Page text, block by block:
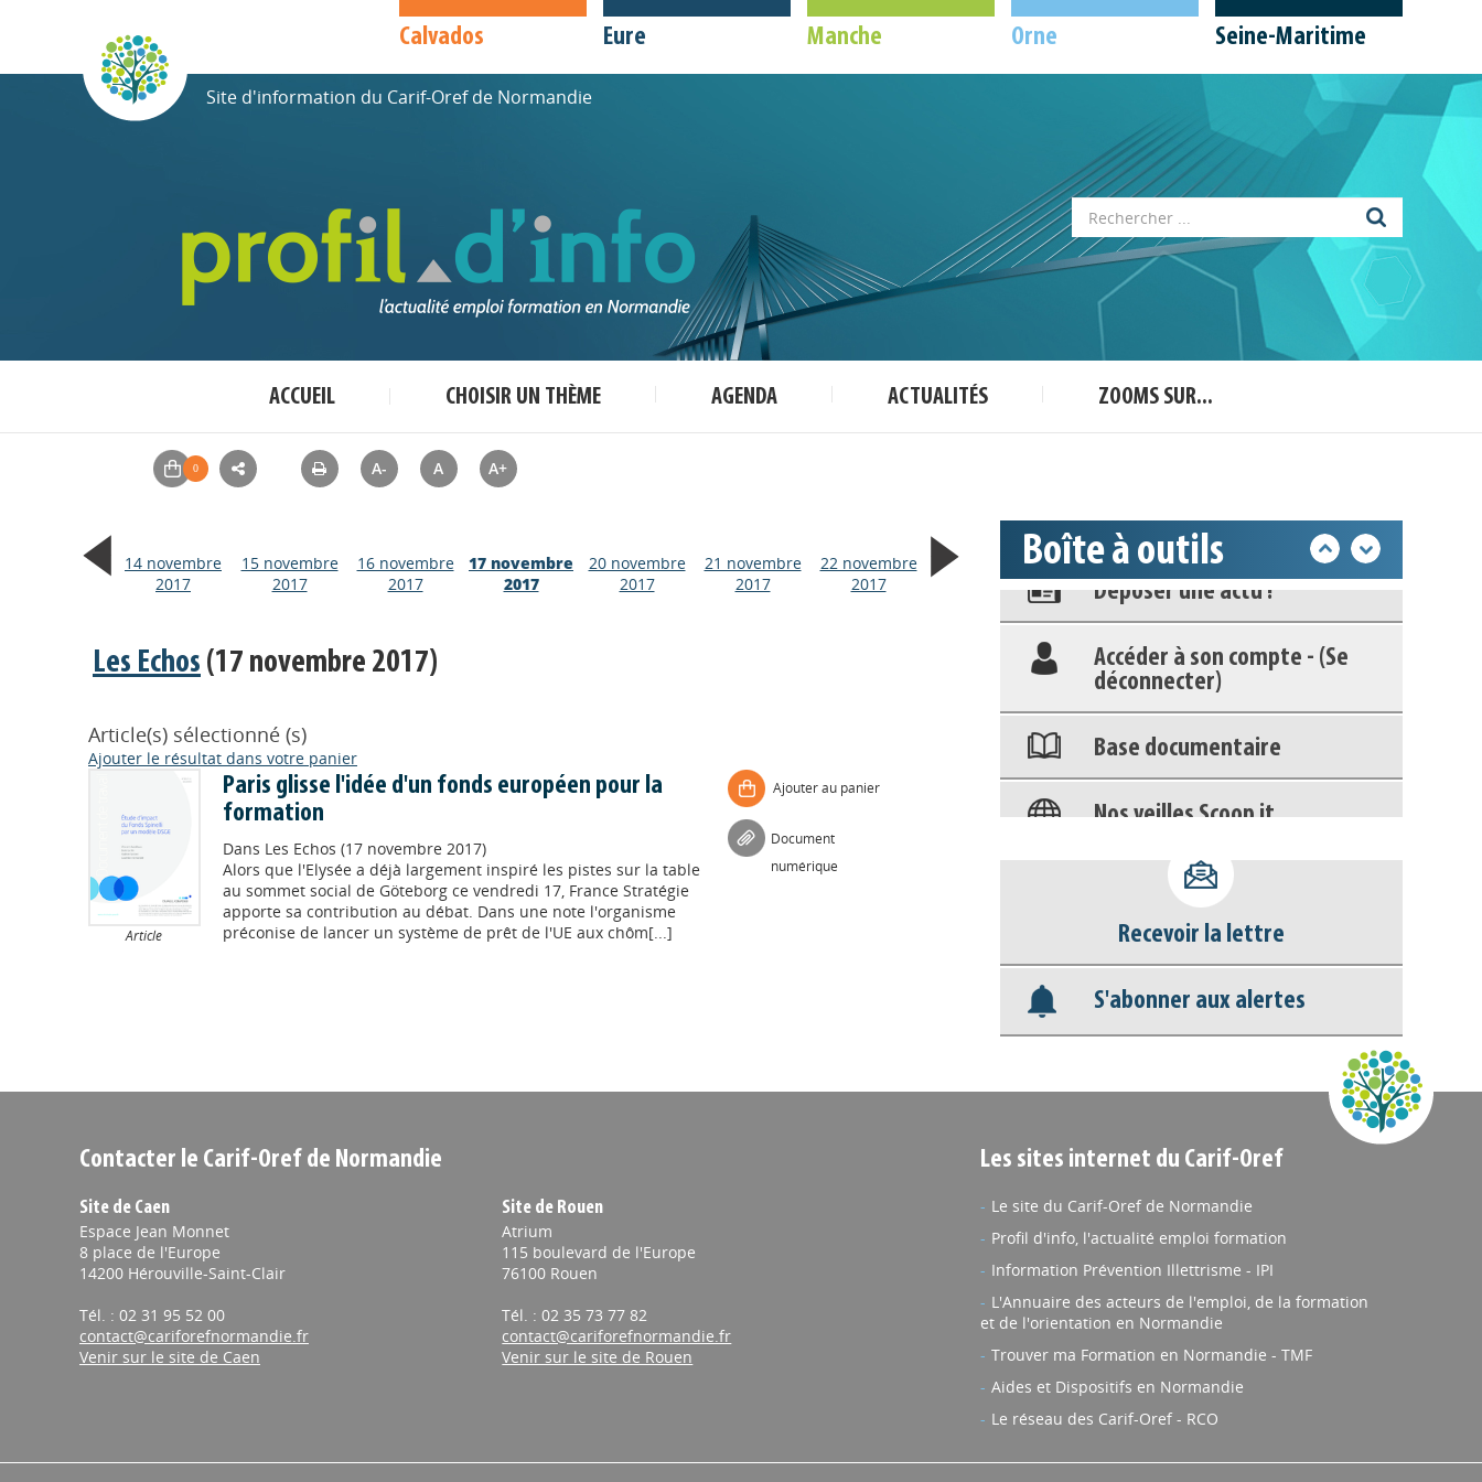
Calvados Eure Manche Orne Seine-Maritime
Site d'information du Carif-Oref de Normandie
ACCUEIL CHOISIR UN THÈME AGENDA ACTUALITÉS ZOOMS SUR...
A- A A+
14 novembre
2017
15 novembre
2017
16 novembre
2017
17 novembre
2017
20 novembre
2017
21 novembre
2017
22 novembre
2017
Les Echos (17 novembre 2017)
Article(s) sélectionné (s)
Ajouter le résultat dans votre panier
Article
Paris glisse l'idée d'un fonds européen pour la
formation
Dans Les Echos (17 novembre 2017)
Alors que l'Elysée a déjà largement inspiré les pistes sur la table
au sommet social de Göteborg ce vendredi 17, France Stratégie
apporte sa contribution au débat. Dans une note l'organisme
préconise de lancer un système de prêt de l'UE aux chôm[...]
Ajouter au panier
Document
numérique
Boîte à outils
Appels à projets
Déposer une actu !
Accéder à son compte - (Se
déconnecter)
Base documentaire
Déposer une actu !
Accéder à son compte - (Se
déconnecter)
Base documentaire
Nos veilles Scoop.it
Appels à projets
Recevoir la lettre
S'abonner aux alertes
Contacter le Carif-Oref de Normandie
Site de Caen
Espace Jean Monnet
8 place de l'Europe
14200 Hérouville-Saint-Clair
Tél. : 02 31 95 52 00
contact@cariforefnormandie.fr
Venir sur le site de Caen
Site de Rouen
Atrium
115 boulevard de l'Europe
76100 Rouen
Tél. : 02 35 73 77 82
contact@cariforefnormandie.fr
Venir sur le site de Rouen
Les sites internet du Carif-Oref
Le site du Carif-Oref de Normandie
Profil d'info, l'actualité emploi formation
Information Prévention Illettrisme - IPI
L'Annuaire des acteurs de l'emploi, de la formation
et de l'orientation en Normandie
Trouver ma Formation en Normandie - TMF
Aides et Dispositifs en Normandie
Le réseau des Carif-Oref - RCO